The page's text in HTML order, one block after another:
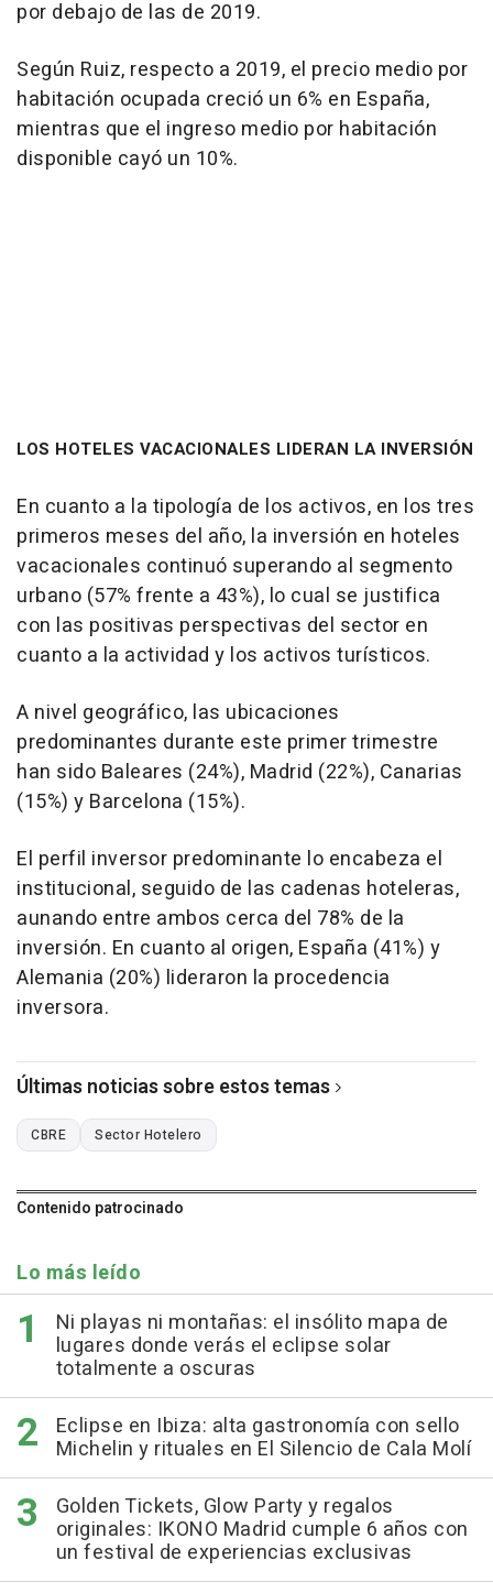
por debajo de las de 2019.
Según Ruiz, respecto a 2019, el precio medio por
habitación ocupada creció un 6% en España,
mientras que el ingreso medio por habitación
disponible cayó un 10%.
LOS HOTELES VACACIONALES LIDERAN LA INVERSIÓN
En cuanto a la tipología de los activos, en los tres
primeros meses del año, la inversión en hoteles
vacacionales continuó superando al segmento
urbano (57% frente a 43%), lo cual se justifica
con las positivas perspectivas del sector en
cuanto a la actividad y los activos turísticos.
A nivel geográfico, las ubicaciones
predominantes durante este primer trimestre
han sido Baleares (24%), Madrid (22%), Canarias
(15%) y Barcelona (15%).
El perfil inversor predominante lo encabeza el
institucional, seguido de las cadenas hoteleras,
aunando entre ambos cerca del 78% de la
inversión. En cuanto al origen, España (41%) y
Alemania (20%) lideraron la procedencia
inversora.
Últimas noticias sobre estos temas
CBRE Sector Hotelero
Contenido patrocinado
Lo más leído
Ni playas ni montañas: el insólito mapa de
lugares donde verás el eclipse solar
totalmente a oscuras
Eclipse en Ibiza: alta gastronomía con sello
Michelin y rituales en El Silencio de Cala Molí
Golden Tickets, Glow Party y regalos
originales: IKONO Madrid cumple 6 años con
un festival de experiencias exclusivas